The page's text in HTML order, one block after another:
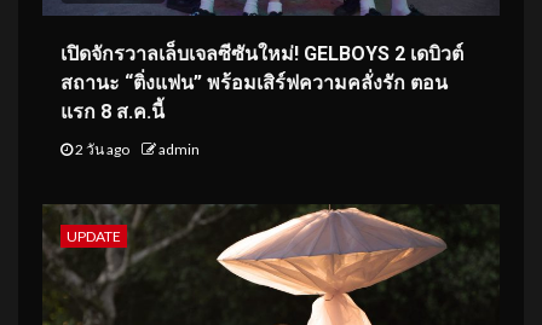
เปิดจักรวาลเล็บเจลซีซันใหม่! GELBOYS 2 เดบิวต์
สถานะ “ติ่งแฟน” พร้อมเสิร์ฟความคลั่งรัก ตอน
แรก 8 ส.ค.นี้
2 วัน ago admin
UPDATE